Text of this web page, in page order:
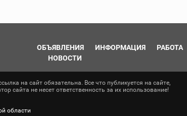
ОБЪЯВЛЕНИЯ ИНФОРМАЦИЯ РАБОТА
НОВОСТИ
на сайт обязательна. Все что публикуется на сайте,
сайта не несет ответственность за их использование!
области